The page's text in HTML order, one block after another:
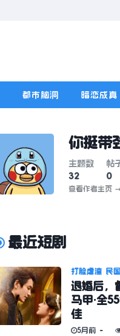
都市脑洞 暗恋成真
你挺带
主题数
32
帖
0
查看作者主页 →
最近短剧
打脸虐渣 民国
退婚后，
马甲·全
佳
5月前